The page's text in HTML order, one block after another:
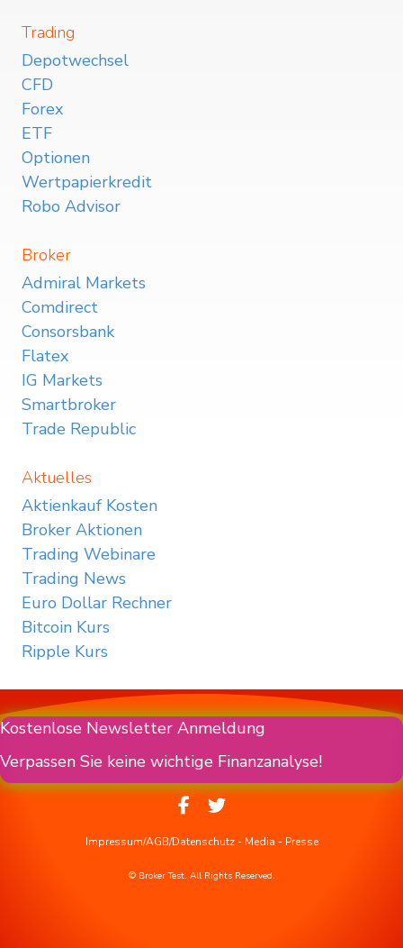
Trading
Depotwechsel
CFD
Forex
ETF
Optionen
Wertpapierkredit
Robo Advisor
Broker
Admiral Markets
Comdirect
Consorsbank
Flatex
IG Markets
Smartbroker
Trade Republic
Aktuelles
Aktienkauf Kosten
Broker Aktionen
Trading Webinare
Trading News
Euro Dollar Rechner
Bitcoin Kurs
Ripple Kurs
Kostenlose Newsletter Anmeldung
Verpassen Sie keine wichtige Finanzanalyse!
Impressum/AGB/Datenschutz- Media - Presse
© Broker Test. All Rights Reserved.